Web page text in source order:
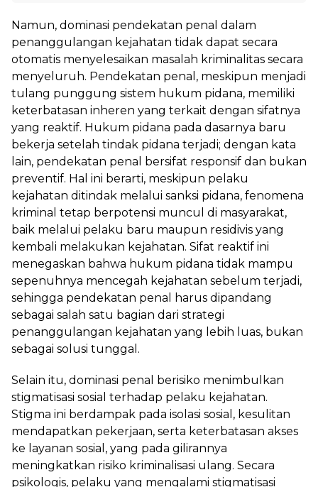
Namun, dominasi pendekatan penal dalam
penanggulangan kejahatan tidak dapat secara
otomatis menyelesaikan masalah kriminalitas secara
menyeluruh. Pendekatan penal, meskipun menjadi
tulang punggung sistem hukum pidana, memiliki
keterbatasan inheren yang terkait dengan sifatnya
yang reaktif. Hukum pidana pada dasarnya baru
bekerja setelah tindak pidana terjadi; dengan kata
lain, pendekatan penal bersifat responsif dan bukan
preventif. Hal ini berarti, meskipun pelaku
kejahatan ditindak melalui sanksi pidana, fenomena
kriminal tetap berpotensi muncul di masyarakat,
baik melalui pelaku baru maupun residivis yang
kembali melakukan kejahatan. Sifat reaktif ini
menegaskan bahwa hukum pidana tidak mampu
sepenuhnya mencegah kejahatan sebelum terjadi,
sehingga pendekatan penal harus dipandang
sebagai salah satu bagian dari strategi
penanggulangan kejahatan yang lebih luas, bukan
sebagai solusi tunggal.
Selain itu, dominasi penal berisiko menimbulkan
stigmatisasi sosial terhadap pelaku kejahatan.
Stigma ini berdampak pada isolasi sosial, kesulitan
mendapatkan pekerjaan, serta keterbatasan akses
ke layanan sosial, yang pada gilirannya
meningkatkan risiko kriminalisasi ulang. Secara
psikologis, pelaku yang mengalami stigmatisasi